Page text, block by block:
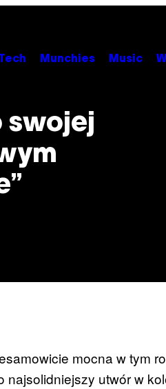
Munchies Music
swojej
mocna w tym
utwór w